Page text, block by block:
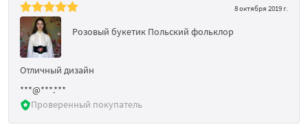
8 октября 2019 г.
Розовый букетик Польский фольклор
Отличный дизайн
***@***.***
Проверенный покупатель